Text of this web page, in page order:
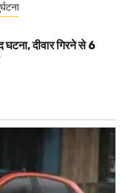
घटना, दीवार गिरने से 6